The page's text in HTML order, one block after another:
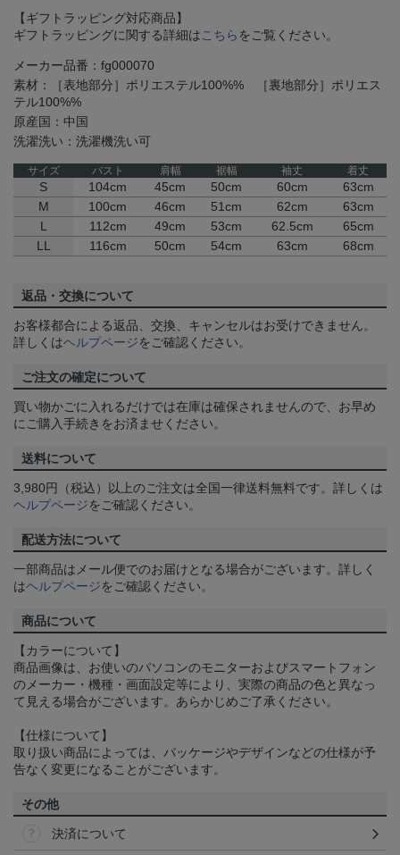
【ギフトラッピング対応商品】
ギフトラッピングに関する詳細は こちら をご覧ください。
メーカー品番：fg000070
素材：［表地部分］ポリエステル100%% ［裏地部分］ポリエス
テル100%%
原産国：中国
洗濯洗い：洗濯機洗い可
サイズ バスト 肩幅 裾幅 袖丈 着丈
S 104cm 45cm 50cm 60cm
63cm
M
100cm 46cm 51cm 62cm
63cm
L
112cm 49cm 53cm 62.5cm
65cm
LL
116cm 50cm 54cm 63cm 68cm
返品・交換について
お客様都合による返品、交換、キャンセルはお受けできません。
詳しくはヘルプページをご確認ください。
ご注文の確定について
買い物かごに入れるだけでは在庫は確保されませんので、お早め
にご購入手続きをお済ませください。
送料について
3,980円（税込）以上のご注文は全国一律送料無料です。詳しくは
ヘルプページをご確認ください。
配送方法について
一部商品はメール便でのお届けとなる場合がございます。詳しく
はヘルプページをご確認ください。
商品について
【カラーについて】
商品画像は、お使いのパソコンのモニターおよびスマートフォン
のメーカー・機種・画面設定等により、実際の商品の色と異なっ
て見える場合がございます。あらかじめご了承ください。
【仕様について】
取り扱い商品によっては、パッケージやデザインなどの仕様が予
告なく変更になることがございます。
その他
決済について